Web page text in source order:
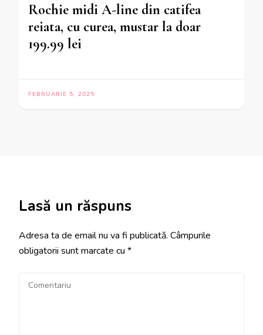
Rochie midi A-line din catifea
reiata, cu curea, mustar la doar
199.99 lei
FEBRUARIE 5, 2025
Lasă un răspuns
Adresa ta de email nu va fi publicată. Câmpurile
obligatorii sunt marcate cu *